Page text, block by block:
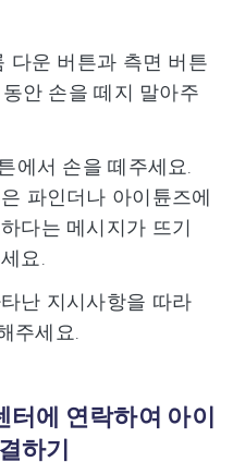
다운 버튼과 측면 버튼
안 손을 떼지 말아주
에서 손을 떼주세요.
파인더나 아이튠즈에
다는 메시지가 뜨기
요.
난 지시사항을 따라
주세요.
터에 연락하여 아이
하기